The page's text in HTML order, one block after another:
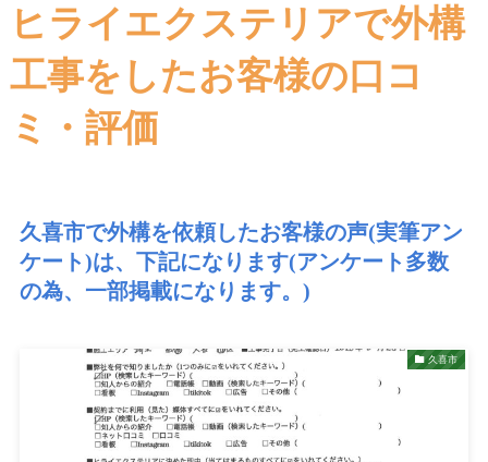
ヒライエクステリアで外構
工事をしたお客様の口コ
ミ・評価
久喜市で外構を依頼したお客様の声(実筆アン
ケート)は、下記になります(アンケート多数
の為、一部掲載になります。)
久喜市